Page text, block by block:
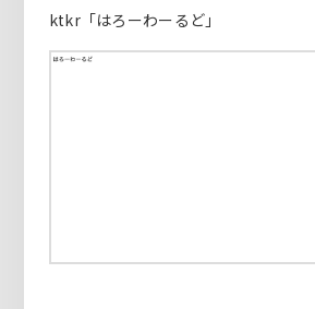
ktkr「はろーわーるど」